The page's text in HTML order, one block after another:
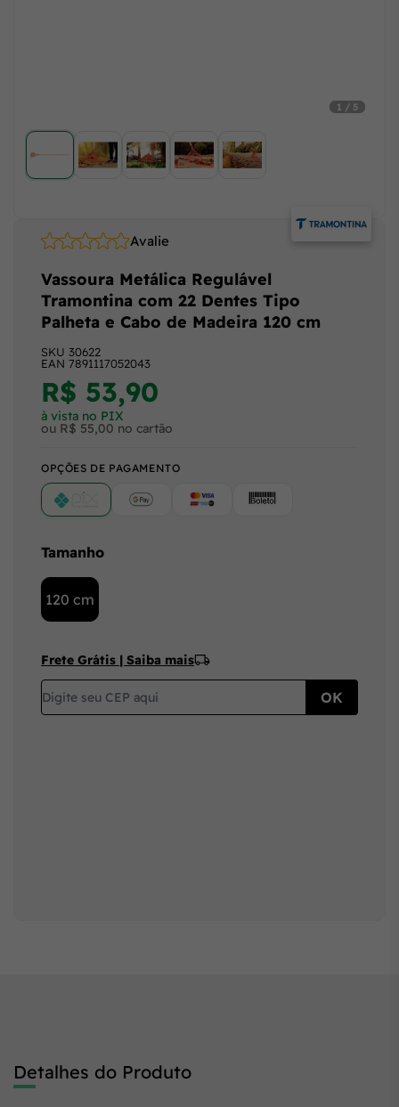
1 / 5
Avalie
SKU 30622
EAN 7891117052043
Vassoura Metálica Regulável
Tramontina com 22 Dentes Tipo
Palheta e Cabo de Madeira 120 cm
R$ 53,90
à vista no PIX
ou R$ 55,00 no cartão
OPÇÕES DE PAGAMENTO
Google Pay (Crédito/Débito)
Cartão Boleto
Frete Grátis | Saiba mais
Tamanho
120 cm
Detalhes do Produto